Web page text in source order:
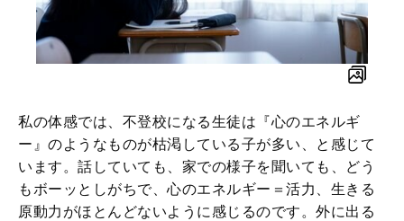
私の体感では、不登校になる生徒は『心のエネルギ
ー』のようなものが枯渇している子が多い、と感じて
います。話していても、家での様子を聞いても、どう
もボーッとしがちで、心のエネルギー＝活力、生きる
原動力がほとんどないように感じるのです。外に出る